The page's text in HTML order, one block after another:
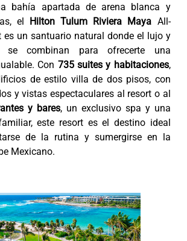
bahía apartada de arena blanca y
el Hilton Tulum Riviera Maya All-
es un santuario natural donde el lujo y
se combinan para ofrecerte una
Con 735 suites y habitaciones,
de estilo villa de dos pisos, con
y vistas espectaculares al resort o al
y bares, un exclusivo spa y una
este resort es el destino ideal
de la rutina y sumergirse en la
Mexicano.